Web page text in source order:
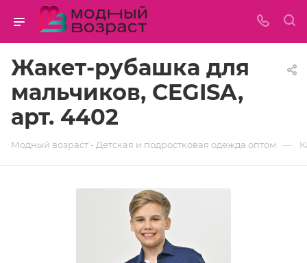
Жакет-рубашка для
мальчиков, CEGISA,
арт. 4402
Модный возраст - Детская и подростковая одежда оптом —